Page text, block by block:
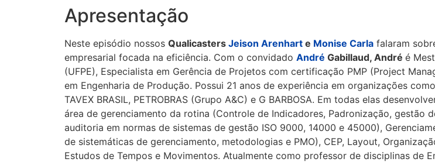
Apresentação
Neste episódio nossos Qualicasters Jeison Arenhart e Monise Carla falaram
empresarial focada na eficiência. Com o convidado André Gabillaud, André é
(UFPE), Especialista em Gerência de Projetos com certificação PMP (Project
em Engenharia de Produção. Possui 21 anos de experiência em organizações
TAVEX BRASIL, PETROBRAS (Grupo A&C) e G BARBOSA. Em todas elas
área de gerenciamento da rotina (Controle de Indicadores, Padronização, gestão
auditoria em normas de sistemas de gestão ISO 9000, 14000 e 45000),
de sistemáticas de gerenciamento, metodologias e PMO), CEP, Layout,
Estudos de Tempos e Movimentos. Atualmente como professor de disciplinas de